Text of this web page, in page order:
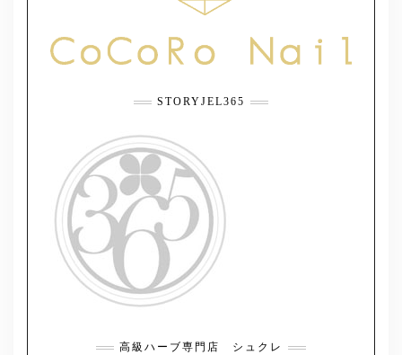
STORYJEL365
高級ハーブ専門店 シュクレ